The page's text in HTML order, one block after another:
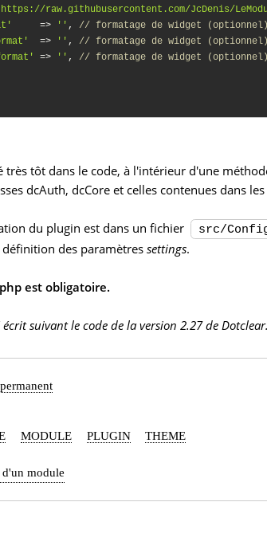
raw.githubusercontent.com/JcDenis/
     =>
'' , // formatage de widget (optionnel)
  =>
'' , // formatage de widget (optionnel)
=> '' , // formatage de widget (optionnel)
très tôt dans le code, à l'intérieur d'une
dcAuth, dcCore et celles contenues dans
du plugin est dans un fichier src/
définition des paramètressettings.
est obligatoire.
suivant le code de la version 2.27 de Dotclear.
MODULE PLUGIN THEME
d'un module